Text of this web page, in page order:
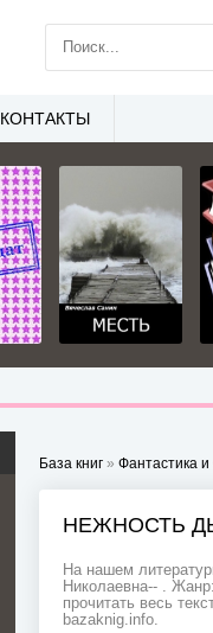
База книг » Фантастика и
НЕЖНОСТЬ
На нашем
Николаевна-- .
прочитать весь
bazaknig.info.
КОНТАКТЫ